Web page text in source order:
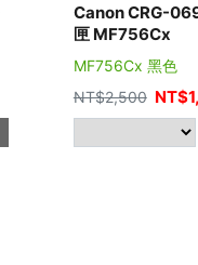
Canon CRG-
匣 MF756Cx
MF756Cx 黑色
NT$2,500 NT$